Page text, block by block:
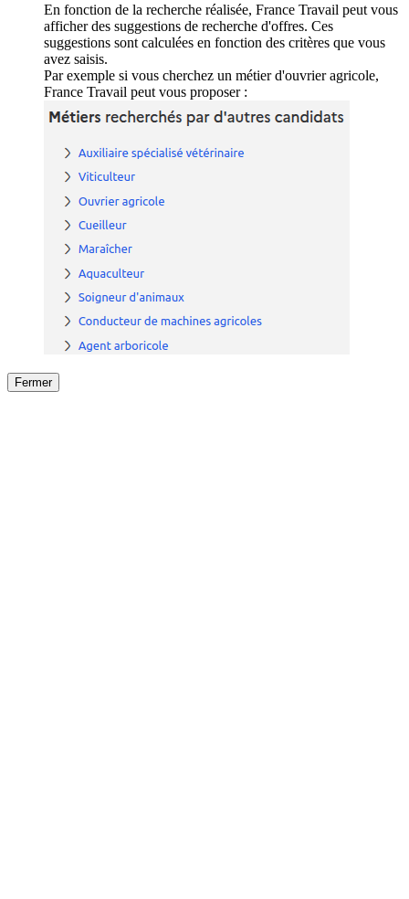
En fonction de la recherche réalisée, France Travail peut vous
afficher des suggestions de recherche d'offres. Ces
suggestions sont calculées en fonction des critères que vous
avez saisis.
Par exemple si vous cherchez un métier d'ouvrier agricole,
France Travail peut vous proposer :
Fermer